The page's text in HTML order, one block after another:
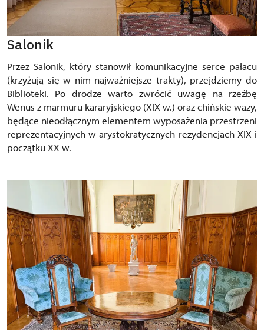
Salonik
Przez Salonik, który stanowił komunikacyjne serce pałacu
(krzyżują się w nim najważniejsze trakty), przejdziemy do
Biblioteki. Po drodze warto zwrócić uwagę na rzeźbę
Wenus z marmuru kararyjskiego (XIX w.) oraz chińskie wazy,
będące nieodłącznym elementem wyposażenia przestrzeni
reprezentacyjnych w arystokratycznych rezydencjach XIX i
początku XX w.